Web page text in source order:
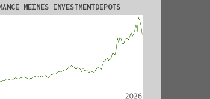
MEINES INVESTMENTDEPOTS